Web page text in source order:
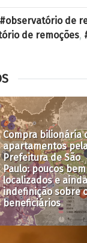
observatório de
de remoções,
bilionária de
pela
de São
poucos bem
e ainda a
sobre os